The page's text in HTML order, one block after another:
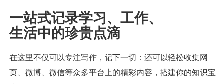
一站式记录学习、工作、
生活中的珍贵点滴
在这里不仅可以专注写作，记下一切：还可以轻松收集网
页、微博、微信等众多平台上的精彩内容，搭建你的知识宝